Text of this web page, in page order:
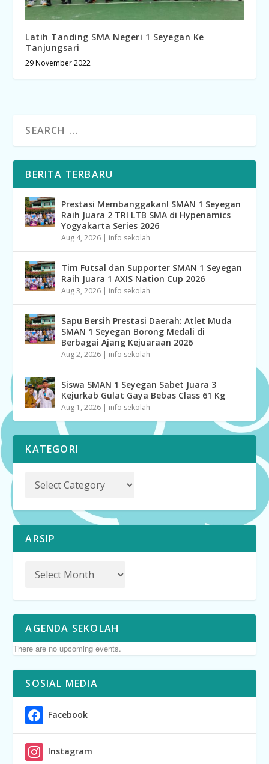
Latih Tanding SMA Negeri 1 Seyegan Ke
Tanjungsari
29 November 2022
BERITA TERBARU
Prestasi Membanggakan! SMAN 1 Seyegan
Raih Juara 2 TRI LTB SMA di Hypenamics
Yogyakarta Series 2026
Aug 4, 2026 | info sekolah
Tim Futsal dan Supporter SMAN 1 Seyegan
Raih Juara 1 AXIS Nation Cup 2026
Aug 3, 2026 | info sekolah
Sapu Bersih Prestasi Daerah: Atlet Muda
SMAN 1 Seyegan Borong Medali di
Berbagai Ajang Kejuaraan 2026
Aug 2, 2026 | info sekolah
Siswa SMAN 1 Seyegan Sabet Juara 3
Kejurkab Gulat Gaya Bebas Class 61 Kg
Aug 1, 2026 | info sekolah
KATEGORI
ARSIP
AGENDA SEKOLAH
There are no upcoming events.
SOSIAL MEDIA
Facebook
Instagram